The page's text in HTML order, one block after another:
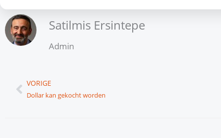
Satilmis Ersintepe
Admin
Vorige
VORIGE
Dollar kan gekocht worden